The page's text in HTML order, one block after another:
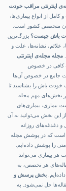
اینترنتی مراقب خودت
از انواع بیماری‌ها،
متخصص کشور است.
باش چیست؟ بزرگ‌ترین
علائم، نشانه‌ها، علت و
مجله مجله‌ی اینترنتی
کافی در خصوص
جامع در خصوص آن‌ها
باش را بشناسید تا
بخش‌های مهم مجله
بیماری، بیماری‌های
این بخش می‌توانید به آن‌
دغدغه‌های روزانه
است که در پوشش مجله
را پوشش داده‌ایم.
هر بیماری می‌تواند
هر تخصص، به
بخش پرسش و
حل نمی‌شود. به